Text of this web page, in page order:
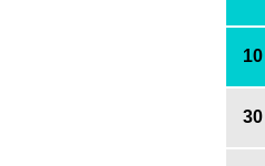
10
30